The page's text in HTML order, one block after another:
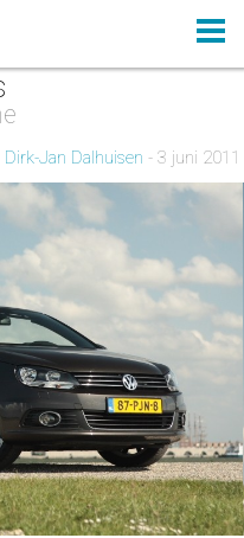
Dirk-Jan Dalhuisen - 3 juni 2011